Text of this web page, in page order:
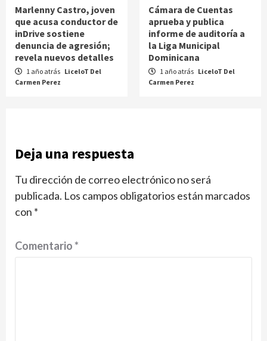
Marlenny Castro, joven
que acusa conductor de
inDrive sostiene
denuncia de agresión;
revela nuevos detalles
1 año atrás LiceloT Del
Carmen Perez
Cámara de Cuentas
aprueba y publica
informe de auditoría a
la Liga Municipal
Dominicana
1 año atrás LiceloT Del
Carmen Perez
Deja una respuesta
Tu dirección de correo electrónico no será
publicada. Los campos obligatorios están marcados
con *
Comentario*